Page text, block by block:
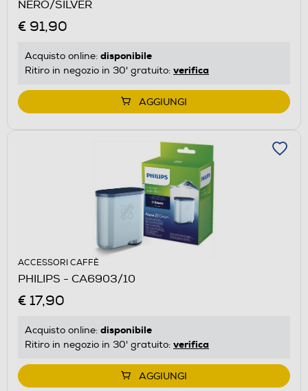
NERO/SILVER
€ 91,90
Acquisto online: disponibile
Ritiro in negozio in 30' gratuito: verifica
AGGIUNGI
ACCESSORI CAFFÈ
PHILIPS - CA6903/10
€ 17,90
Acquisto online: disponibile
Ritiro in negozio in 30' gratuito: verifica
AGGIUNGI